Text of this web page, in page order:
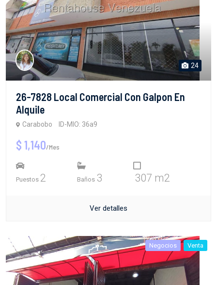
24
26-7828 Local Comercial Con Galpon En
Alquile
Carabobo ID-MIO: 36a9
$ 1,140/Mes
Puestos 2 Baños 3 307 m2
Ver detalles
Negocios Venta